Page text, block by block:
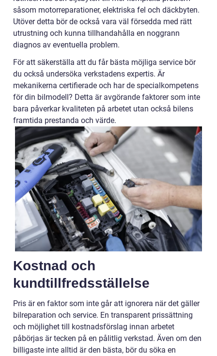
såsom motorreparationer, elektriska fel och däckbyten.
Utöver detta bör de också vara väl försedda med rätt
utrustning och kunna tillhandahålla en noggrann
diagnos av eventuella problem.
För att säkerställa att du får bästa möjliga service bör
du också undersöka verkstadens expertis. Är
mekanikerna certifierade och har de specialkompetens
för din bilmodell? Detta är avgörande faktorer som inte
bara påverkar kvaliteten på arbetet utan också bilens
framtida prestanda och värde.
Kostnad och
kundtillfredsställelse
Pris är en faktor som inte går att ignorera när det gäller
bilreparation och service. En transparent prissättning
och möjlighet till kostnadsförslag innan arbetet
påbörjas är tecken på en pålitlig verkstad. Även om den
billigaste inte alltid är den bästa, bör du söka en